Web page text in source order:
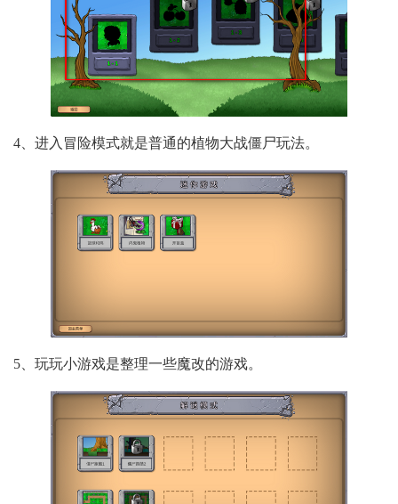
4、进入冒险模式就是普通的植物大战僵尸玩法。
5、玩玩小游戏是整理一些魔改的游戏。